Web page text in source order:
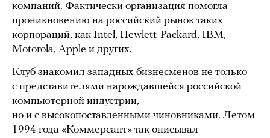
компаний. Фактически организация помогла
проникновению на российский рынок таких
корпораций, как Intel, Hewlett-Packard, IBM,
Motorola, Apple и других.
Клуб знакомил западных бизнесменов не только
с представителями нарождавшейся российской
компьютерной индустрии,
но и с высокопоставленными чиновниками. Летом
1994 года «Коммерсант» так описывал